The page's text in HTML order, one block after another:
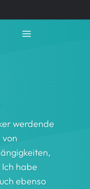
werdende
von
habe
ebenso